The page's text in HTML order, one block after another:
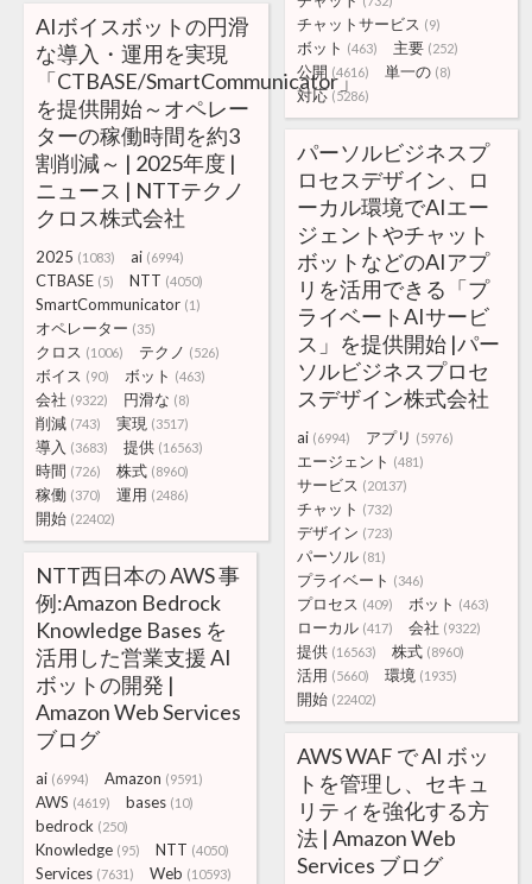
チャットサービス (9)
ボット (463) 主要 (252)
公開 (4616) 単一の (8)
対応 (5286)
AIボイスボットの円滑
な導入・運用を実現
「CTBASE/SmartCommunicator」
を提供開始～オペレー
ターの稼働時間を約3
割削減～ | 2025年度 |
ニュース | NTTテクノ
クロス株式会社
2025 (1083) ai (6994)
CTBASE (5) NTT (4050)
SmartCommunicator (1)
オペレーター (35)
クロス (1006) テクノ (526)
ボイス (90) ボット (463)
会社 (9322) 円滑な (8)
削減 (743) 実現 (3517)
導入 (3683) 提供 (16563)
時間 (726) 株式 (8960)
稼働 (370) 運用 (2486)
開始 (22402)
パーソルビジネスプ
ロセスデザイン、ロ
ーカル環境でAIエー
ジェントやチャット
ボットなどのAIアプ
リを活用できる「プ
ライベートAIサービ
ス」を提供開始 |パー
ソルビジネスプロセ
スデザイン株式会社
ai (6994) アプリ (5976)
エージェント (481)
サービス (20137)
チャット (732)
デザイン (723)
パーソル (81)
プライベート (346)
プロセス (409) ボット (463)
ローカル (417) 会社 (9322)
提供 (16563) 株式 (8960)
活用 (5660) 環境 (1935)
開始 (22402)
NTT西日本の AWS 事
例:Amazon Bedrock
Knowledge Bases を
活用した営業支援 AI
ボットの開発 |
Amazon Web Services
ブログ
ai (6994) Amazon (9591)
AWS (4619) bases (10)
bedrock (250)
Knowledge (95) NTT (4050)
Services (7631) Web (10593)
AWS WAF で AI ボッ
トを管理し、セキュ
リティを強化する方
法 | Amazon Web
Services ブログ